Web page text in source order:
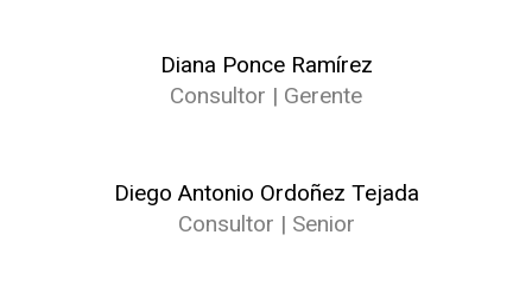
Diana Ponce Ramírez
Consultor | Gerente
Diego Antonio Ordoñez Tejada
Consultor | Senior